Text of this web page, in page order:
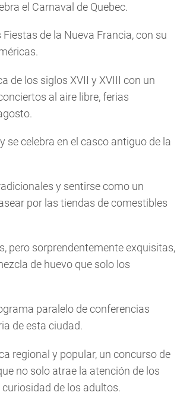
el Carnaval de Quebec.
de la Nueva Francia, con su
de los siglos XVII y XVIII con un
al aire libre, ferias
se celebra en el casco antiguo de la
y sentirse como un
por las tiendas de comestibles
pero sorprendentemente exquisitas,
de huevo que solo los
paralelo de conferencias
de esta ciudad.
regional y popular, un concurso de
no solo atrae la atención de los
de los adultos.